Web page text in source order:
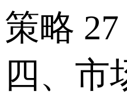
策略 27
四、市